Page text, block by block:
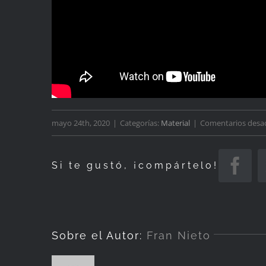
mayo 24th, 2020 | Categorías: Material | Comentarios
Si te gustó, ¡compártelo!
Sobre el Autor: Fran Nieto